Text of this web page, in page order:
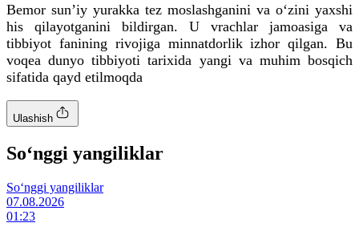
Bemor sunʼiy yurakka tez moslashganini va o‘zini yaxshi
his qilayotganini bildirgan. U vrachlar jamoasiga va
tibbiyot fanining rivojiga minnatdorlik izhor qilgan. Bu
voqea dunyo tibbiyoti tarixida yangi va muhim bosqich
sifatida qayd etilmoqda
Ulashish
So‘nggi yangiliklar
So‘nggi yangiliklar
07.08.2026
01:23